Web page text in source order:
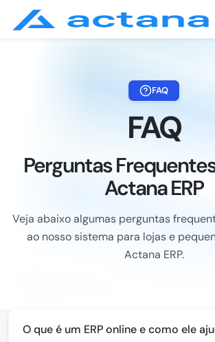
FAQ
FAQ
Perguntas
Actana ERP
Veja abaixo algumas perguntas
ao nosso sistema para lojas e
Actana ERP.
O que é um ERP online e como ele